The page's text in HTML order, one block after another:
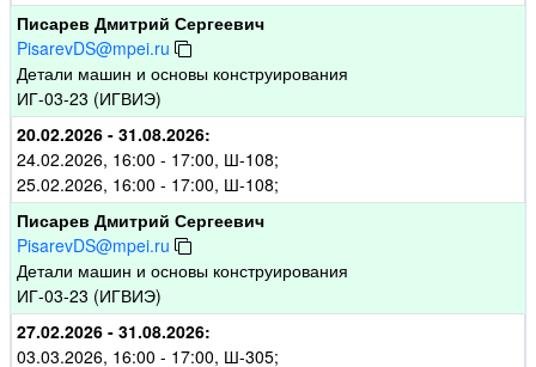
Писарев Дмитрий Сергеевич
PisarevDS@mpei.ru
Детали машин и основы конструирования
ИГ-03-23 (ИГВИЭ)
20.02.2026 - 31.08.2026:
24.02.2026, 16:00 - 17:00, Ш-108;
25.02.2026, 16:00 - 17:00, Ш-108;
Писарев Дмитрий Сергеевич
PisarevDS@mpei.ru
Детали машин и основы конструирования
ИГ-03-23 (ИГВИЭ)
27.02.2026 - 31.08.2026:
03.03.2026, 16:00 - 17:00, Ш-305;